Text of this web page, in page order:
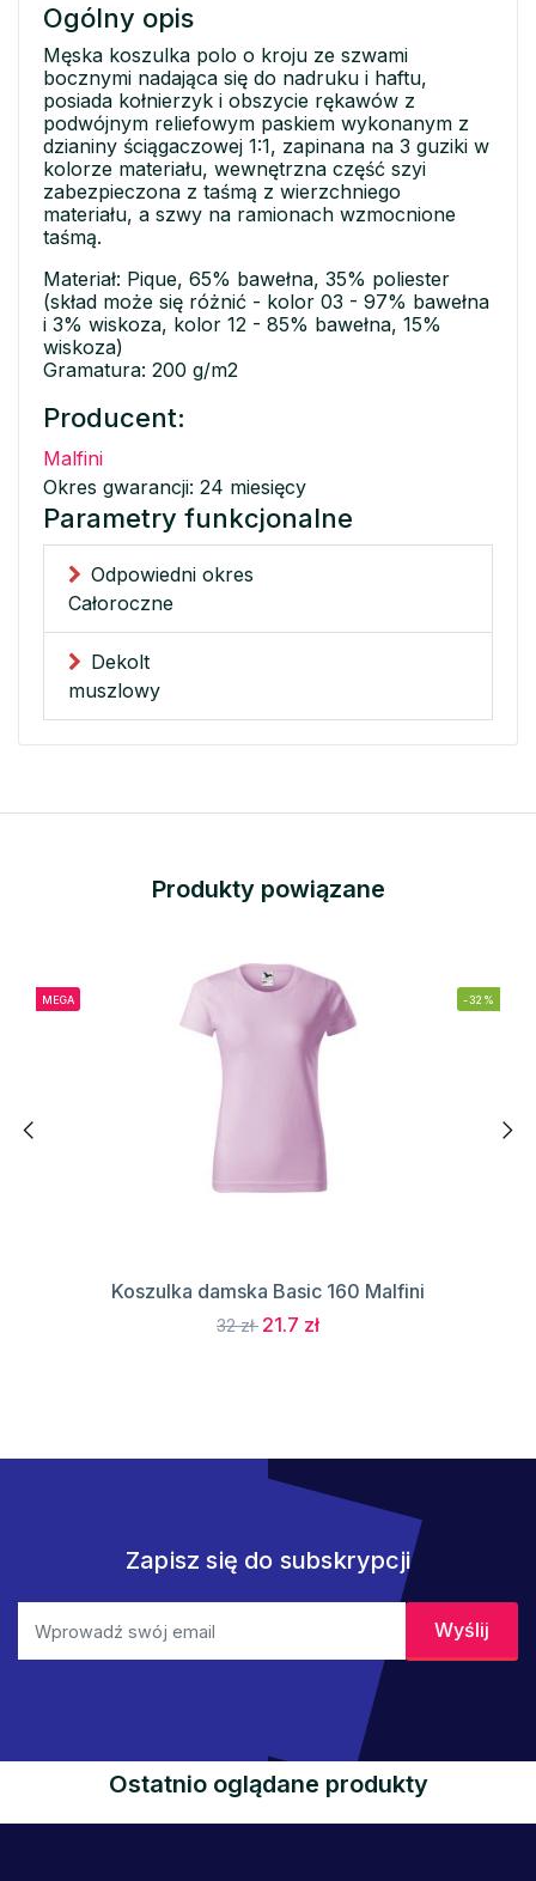
Ogólny opis
Męska koszulka polo o kroju ze szwami
bocznymi nadająca się do nadruku i haftu,
posiada kołnierzyk i obszycie rękawów z
podwójnym reliefowym paskiem wykonanym z
dzianiny ściągaczowej 1:1, zapinana na 3 guziki w
kolorze materiału, wewnętrzna część szyi
zabezpieczona z taśmą z wierzchniego
materiału, a szwy na ramionach wzmocnione
taśmą.
Materiał: Pique, 65% bawełna, 35% poliester
(skład może się różnić - kolor 03 - 97% bawełna
i 3% wiskoza, kolor 12 - 85% bawełna, 15%
wiskoza)
Gramatura: 200 g/m2
Producent:
Malfini
Okres gwarancji: 24 miesięcy
Parametry funkcjonalne
Odpowiedni okres
Całoroczne
Dekolt
muszlowy
Produkty powiązane
MEGA -32%
Koszulka damska Basic 160 Malfini
32 zł 21.7 zł
Zapisz się do subskrypcji
Ostatnio oglądane produkty